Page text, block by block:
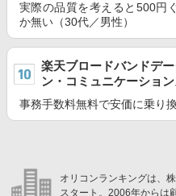
実際の品質を考えると500円
か無い（30代／男性）
楽天ブロードバンドデ
ン・コミュニケーション
事務手数料無料で安価に乗り
オリコンランキングは、
スタート。2006年からは